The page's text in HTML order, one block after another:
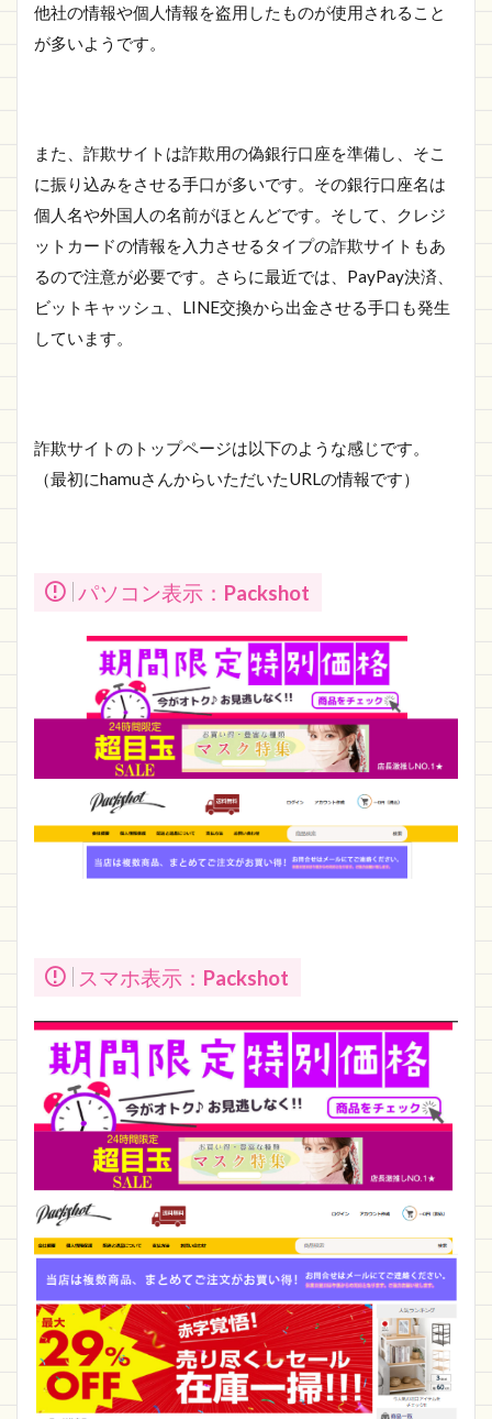
他社の情報や個人情報を盗用したものが使用されること
が多いようです。
また、詐欺サイトは詐欺用の偽銀行口座を準備し、そこ
に振り込みをさせる手口が多いです。その銀行口座名は
個人名や外国人の名前がほとんどです。そして、クレジ
ットカードの情報を入力させるタイプの詐欺サイトもあ
るので注意が必要です。さらに最近では、PayPay決済、
ビットキャッシュ、LINE交換から出金させる手口も発生
しています。
詐欺サイトのトップページは以下のような感じです。
（最初にhamuさんからいただいたURLの情報です）
パソコン表示： Packshot
スマホ表示： Packshot